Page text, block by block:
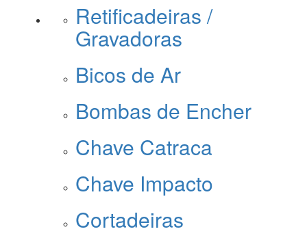
Retificadeiras /
Gravadoras
Bicos de Ar
Bombas de Encher
Chave Catraca
Chave Impacto
Cortadeiras